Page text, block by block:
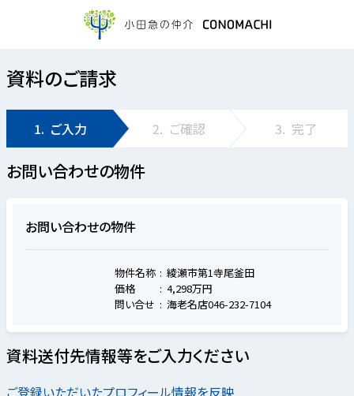
資料のご請求
1. ご入力 2. ご確認 3. 完了
お問い合わせの物件
お問い合わせの物件
物件名称
綾瀬市第1寺尾釜田
価格
4,298万円
問い合せ
海老名店046-232-7104
資料送付先情報等をご入力ください
ご登録いただいたプロフィール情報を反映